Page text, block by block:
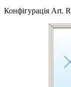
Конфігурація Art.